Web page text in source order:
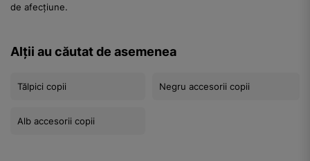
de afecțiune.
Alții au căutat de asemenea
Tălpici copii
Alb accesorii copii
Negru accesorii copii